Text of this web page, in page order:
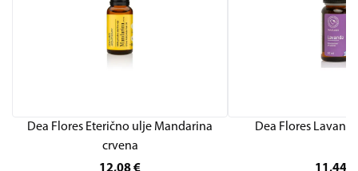
Dea Flores Eterično ulje Mandarina
crvena
Dea Flores